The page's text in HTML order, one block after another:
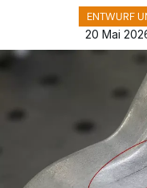
20 Mai
ENTWURF